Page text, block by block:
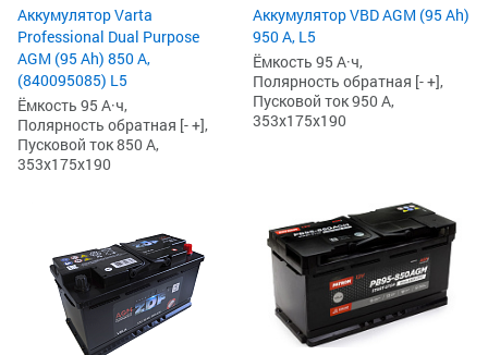
Аккумулятор Varta
Professional Dual Purpose
AGM (95 Ah) 850 А,
(840095085) L5
Ёмкость 95 А·ч,
Полярность обратная [- +],
Пусковой ток 850 А,
353x175x190
Аккумулятор VBD AGM (95 Ah)
950 А, L5
Ёмкость 95 А·ч,
Полярность обратная [- +],
Пусковой ток 950 А,
353x175x190